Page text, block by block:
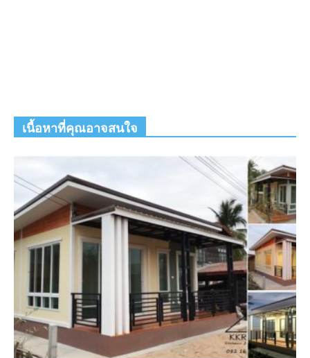
เนื้อหาที่คุณอาจสนใจ